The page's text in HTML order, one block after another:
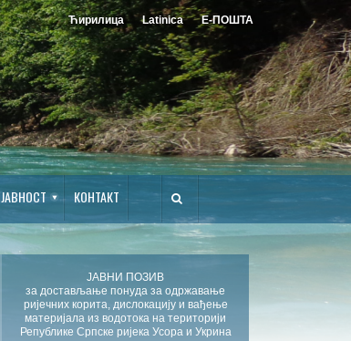
Ћирилица Latinica Е-ПОШТА
ЈАВНОСТ КОНТАКТ
ЈАВНИ ПОЗИВ
за достављање понуда за одржавање
ријечних корита, дислокацију и вађење
материјала из водотока на територији
Републике Српске ријека Усора и Укрина